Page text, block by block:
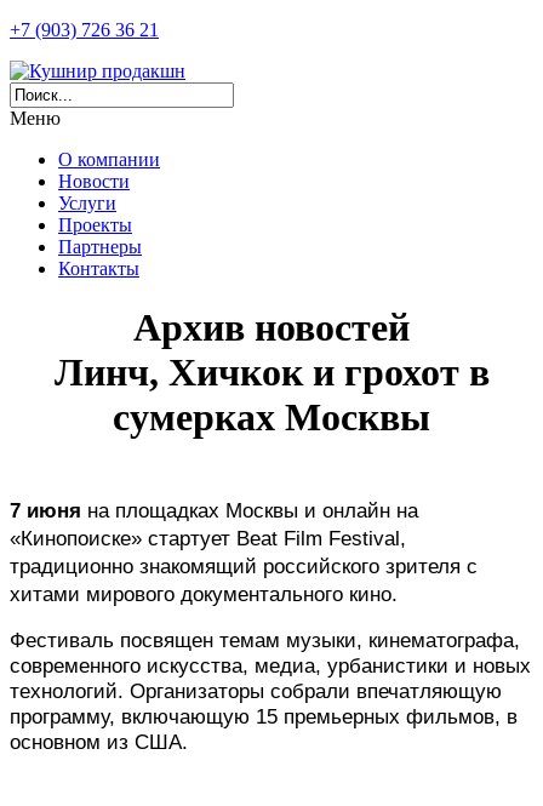
+7 (903) 726 36 21
Меню
О компании
Новости
Услуги
Проекты
Партнеры
Контакты
Архив новостей
Линч, Хичкок и грохот в
сумерках Москвы
7 июня на площадках Москвы и онлайн на
«Кинопоиске» стартует Beat Film Festival,
традиционно знакомящий российского зрителя с
хитами мирового документального кино.
Фестиваль посвящен темам музыки, кинематографа,
современного искусства, медиа, урбанистики и новых
технологий. Организаторы собрали впечатляющую
программу, включающую 15 премьерных фильмов, в
основном из США.